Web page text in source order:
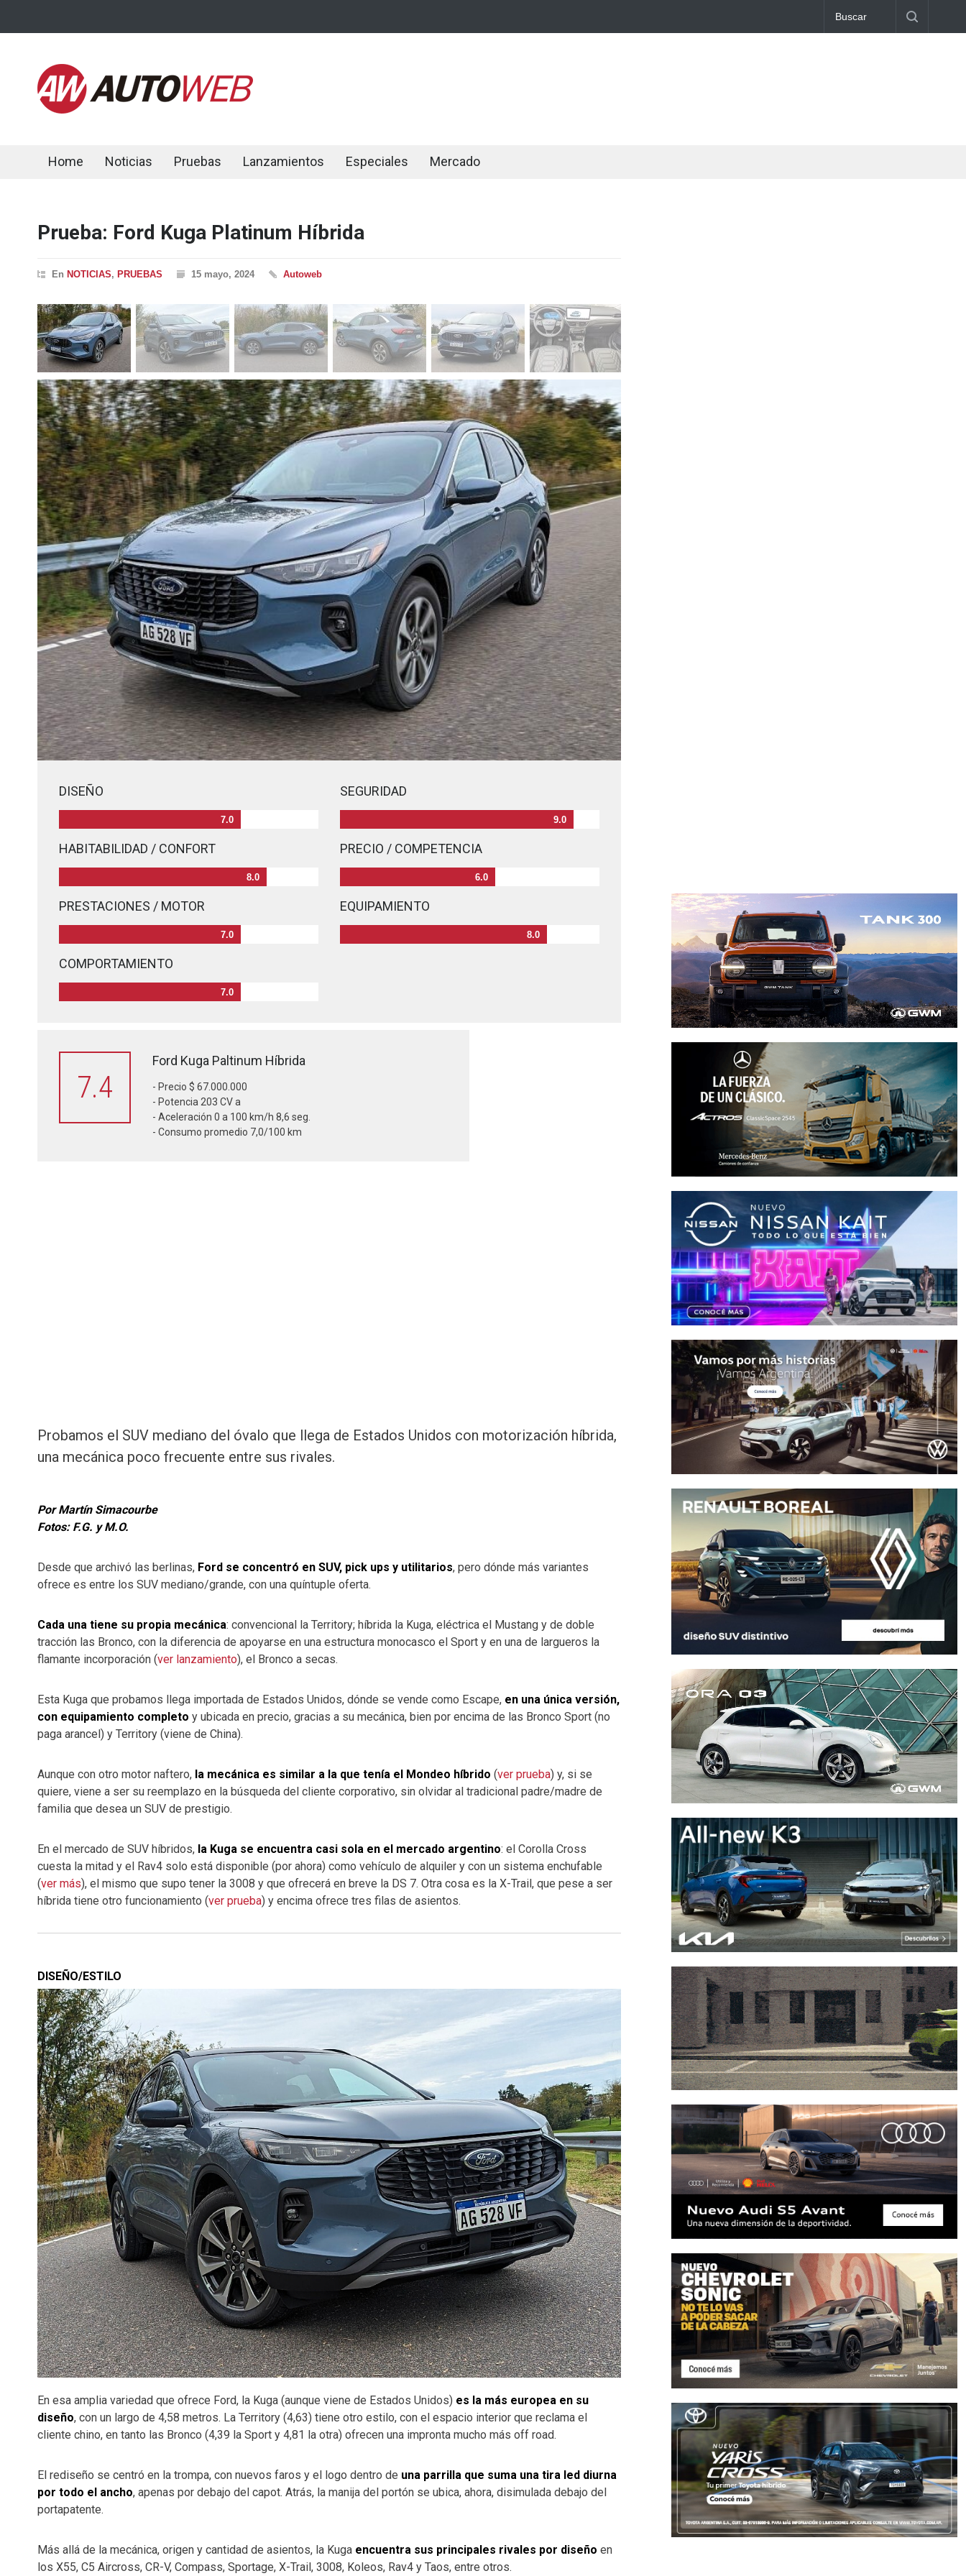
Home Noticias Pruebas Lanzamientos Especiales Mercado
Prueba: Ford Kuga Platinum Híbrida
En NOTICIAS, PRUEBAS 15 mayo, 2024 Autoweb
DISEÑO
7.0
HABITABILIDAD / CONFORT
8.0
PRESTACIONES / MOTOR
7.0
COMPORTAMIENTO
7.0
SEGURIDAD
9.0
PRECIO / COMPETENCIA
6.0
EQUIPAMIENTO
8.0
7.4
Ford Kuga Paltinum Híbrida
- Precio $ 67.000.000
- Potencia 203 CV a
- Aceleración 0 a 100 km/h 8,6 seg.
- Consumo promedio 7,0/100 km
Probamos el SUV mediano del óvalo que llega de Estados Unidos con motorización híbrida,
una mecánica poco frecuente entre sus rivales.
Por Martín Simacourbe
Fotos: F.G. y M.O.
Desde que archivó las berlinas, Ford se concentró en SUV, pick ups y utilitarios, pero dónde más variantes
ofrece es entre los SUV mediano/grande, con una quíntuple oferta.
Cada una tiene su propia mecánica: convencional la Territory; híbrida la Kuga, eléctrica el Mustang y de doble
tracción las Bronco, con la diferencia de apoyarse en una estructura monocasco el Sport y en una de largueros la
flamante incorporación (ver lanzamiento), el Bronco a secas.
Esta Kuga que probamos llega importada de Estados Unidos, dónde se vende como Escape, en una única versión,
con equipamiento completo y ubicada en precio, gracias a su mecánica, bien por encima de las Bronco Sport (no
paga arancel) y Territory (viene de China).
Aunque con otro motor naftero, la mecánica es similar a la que tenía el Mondeo híbrido (ver prueba) y, si se
quiere, viene a ser su reemplazo en la búsqueda del cliente corporativo, sin olvidar al tradicional padre/madre de
familia que desea un SUV de prestigio.
En el mercado de SUV híbridos, la Kuga se encuentra casi sola en el mercado argentino: el Corolla Cross
cuesta la mitad y el Rav4 solo está disponible (por ahora) como vehículo de alquiler y con un sistema enchufable
(ver más), el mismo que supo tener la 3008 y que ofrecerá en breve la DS 7. Otra cosa es la X-Trail, que pese a ser
híbrida tiene otro funcionamiento (ver prueba) y encima ofrece tres filas de asientos.
DISEÑO/ESTILO
En esa amplia variedad que ofrece Ford, la Kuga (aunque viene de Estados Unidos) es la más europea en su
diseño, con un largo de 4,58 metros. La Territory (4,63) tiene otro estilo, con el espacio interior que reclama el
cliente chino, en tanto las Bronco (4,39 la Sport y 4,81 la otra) ofrecen una impronta mucho más off road.
El rediseño se centró en la trompa, con nuevos faros y el logo dentro de una parrilla que suma una tira led diurna
por todo el ancho, apenas por debajo del capot. Atrás, la manija del portón se ubica, ahora, disimulada debajo del
portapatente.
Más allá de la mecánica, origen y cantidad de asientos, la Kuga encuentra sus principales rivales por diseño en
los X55, C5 Aircross, CR-V, Compass, Sportage, X-Trail, 3008, Koleos, Rav4 y Taos, entre otros.